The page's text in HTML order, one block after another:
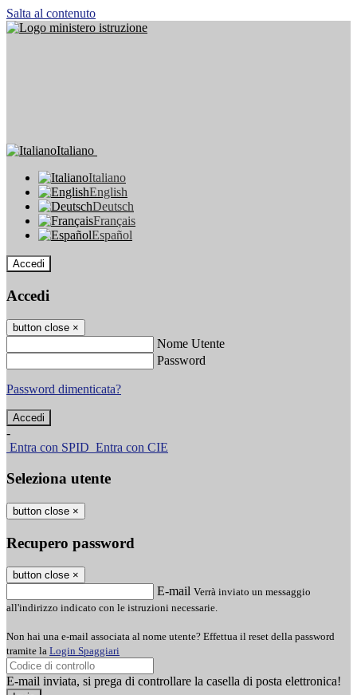
Salta al contenuto
Italiano
Italiano
English
Deutsch
Français
Español
Accedi
Accedi
button close ×
Nome Utente
Password
Password dimenticata?
-
Entra con SPID Entra con CIE
Seleziona utente
button close ×
Recupero password
button close ×
E-mail Verrà inviato un messaggio
all'indirizzo indicato con le istruzioni necessarie.
Non hai una e-mail associata al nome utente? Effettua il reset della password
tramite la Login Spaggiari
E-mail inviata, si prega di controllare la casella di posta elettronica!